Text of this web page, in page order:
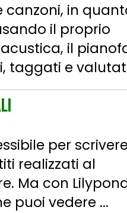
canzoni, in
il proprio
il
taggati e
per
realizzati al
Ma con
puoi vedere ...